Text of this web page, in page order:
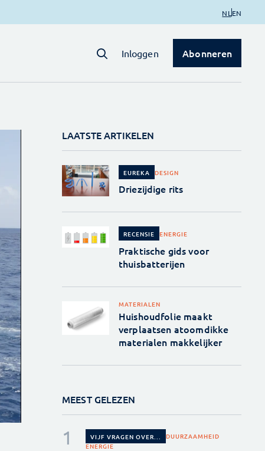
NL EN
Inloggen Abonneren
LAATSTE ARTIKELEN
EUREKA DESIGN
Driezijdige rits
RECENSIE ENERGIE
Praktische gids voor
thuisbatterijen
MATERIALEN
Huishoudfolie maakt
verplaatsen atoomdikke
materialen makkelijker
MEEST GELEZEN
VIJF VRAGEN OVER...
DUURZAAMHEID
ENERGIE